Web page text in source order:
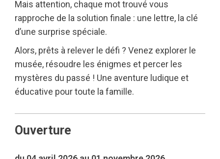
Mais attention, chaque mot trouvé vous
rapproche de la solution finale : une lettre, la clé
d’une surprise spéciale.
Alors, prêts à relever le défi ? Venez explorer le
musée, résoudre les énigmes et percer les
mystères du passé ! Une aventure ludique et
éducative pour toute la famille.
Ouverture